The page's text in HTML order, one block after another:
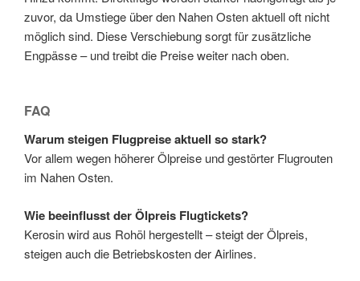
zuvor, da Umstiege über den Nahen Osten aktuell oft nicht
möglich sind. Diese Verschiebung sorgt für zusätzliche
Engpässe – und treibt die Preise weiter nach oben.
FAQ
Warum steigen Flugpreise aktuell so stark?
Vor allem wegen höherer Ölpreise und gestörter Flugrouten
im Nahen Osten.
Wie beeinflusst der Ölpreis Flugtickets?
Kerosin wird aus Rohöl hergestellt – steigt der Ölpreis,
steigen auch die Betriebskosten der Airlines.